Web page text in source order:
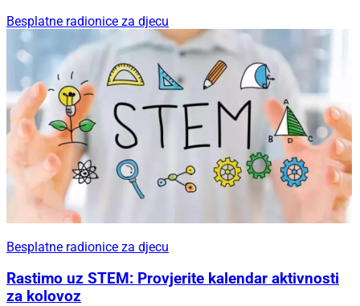
Besplatne radionice za djecu
Besplatne radionice za djecu
Rastimo uz STEM: Provjerite kalendar aktivnosti
za kolovoz